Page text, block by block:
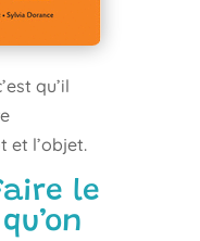
qu’il
et l’objet.
le